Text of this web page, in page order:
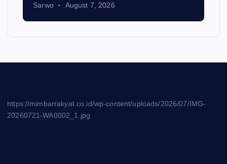
Sarwo August 7, 2026
https://mimbarrakyat.co.id/wp-content/uploads/2026/07/IMG-
20260721-WA0002_1.jpg